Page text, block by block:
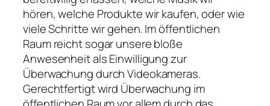
hören, welche Produkte wir kaufen, oder wie
viele Schritte wir gehen. Im öffentlichen
Raum reicht sogar unsere bloße
Anwesenheit als Einwilligung zur
Überwachung durch Videokameras.
Gerechtfertigt wird Überwachung im